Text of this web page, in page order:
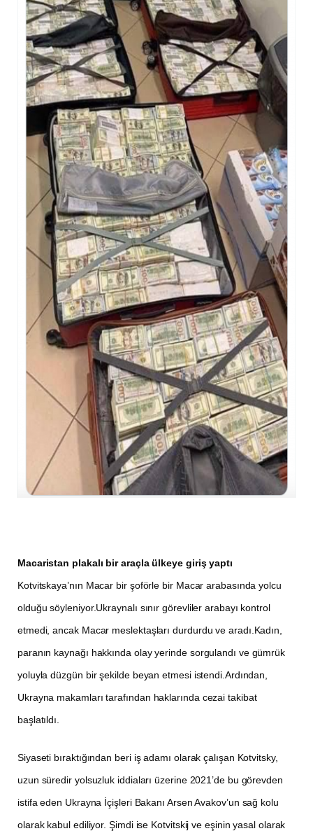
Macaristan plakalı bir araçla ülkeye giriş yaptı
Kotvitskaya’nın Macar bir şoförle bir Macar arabasında yolcu
olduğu söyleniyor.Ukraynalı sınır görevliler arabayı kontrol
etmedi, ancak Macar meslektaşları durdurdu ve aradı.Kadın,
paranın kaynağı hakkında olay yerinde sorgulandı ve gümrük
yoluyla düzgün bir şekilde beyan etmesi istendi.Ardından,
Ukrayna makamları tarafından haklarında cezai takibat
başlatıldı.
Siyaseti bıraktığından beri iş adamı olarak çalışan Kotvitsky,
uzun süredir yolsuzluk iddiaları üzerine 2021’de bu görevden
istifa eden Ukrayna İçişleri Bakanı Arsen Avakov’un sağ kolu
olarak kabul ediliyor. Şimdi ise Kotvitskij ve eşinin yasal olarak